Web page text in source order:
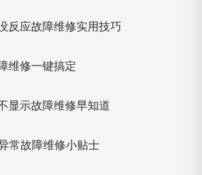
反应故障维修实用技巧
维修一键搞定
显示故障维修早知道
常故障维修小贴士